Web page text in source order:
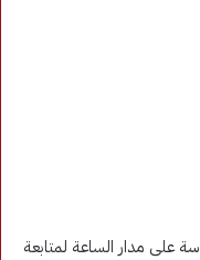
على مدار الساعة لمتابعة